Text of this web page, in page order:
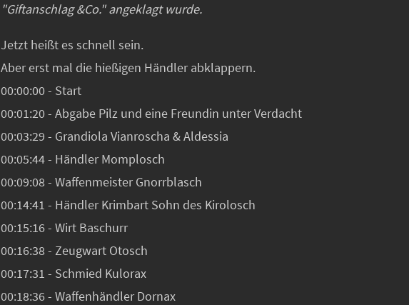
"Giftanschlag &Co." angeklagt wurde.
Jetzt heißt es schnell sein.
Aber erst mal die hießigen Händler abklappern.
00:00:00 - Start
00:01:20 - Abgabe Pilz und eine Freundin unter Verdacht
00:03:29 - Grandiola Vianroscha & Aldessia
00:05:44 - Händler Momplosch
00:09:08 - Waffenmeister Gnorrblasch
00:14:41 - Händler Krimbart Sohn des Kirolosch
00:15:16 - Wirt Baschurr
00:16:38 - Zeugwart Otosch
00:17:31 - Schmied Kulorax
00:18:36 - Waffenhändler Dornax